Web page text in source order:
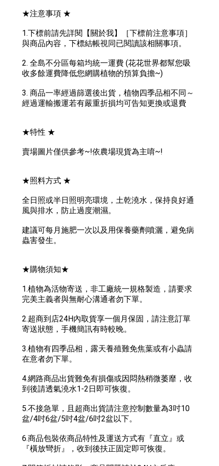
★注意事項 ★
1.下標前請先詳閱【關於我】［下標前注意事項］
與商品內容，下標結帳視同已閱讀該相關事項。
2. 全島不分區每箱均統一運費 (花花世界都幫您吸
收多餘運費降低您網購植物的預算負擔~)
3. 商品一率經過篩選後出貨，植物四季品相不同～
經過運輸搬運若有嚴重折損均可告知更換或退費
★特性 ★
賣場圖片僅供參考~!依農場現貨為主唷~!
★照料方式 ★
全日照或半日照明亮環境，土乾澆水，保持良好通
風與排水，防止過度潮濕。
建議可每月施肥一次以及用保養藥劑噴灑，避免病
蟲害發生。
★購物須知★
1.植物為活物寄送，非工廠統一規格製造，請要求
完美主義者與無耐心溝通者勿下單。
2.超商到店24H內取貨享一個月保固，請注意訂單
寄送狀態，手機簡訊有時較晚。
3.植物有四季品相，露天養殖難免焦葉或有小蟲請
在意者勿下單。
4.網路商品出貨難免有損傷或因悶熱稍微萎靡，收
到後請透氣澆水1-2日即可恢復。
5.不接急單，且超商出貨請注意控制數量為3吋10
盆/4吋6盆/5吋4盆/6吋2盆以下。
6.商品包裝依商品特性及運送方式有『直立』或
『橫放彎折』，收到後扶正固定即可恢復。